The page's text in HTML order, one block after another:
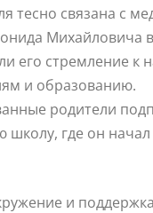
тесно связана с
Михайловича
его стремление к
и образованию.
родители
школу, где он начал
и